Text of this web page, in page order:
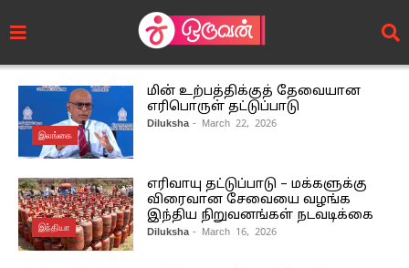
இலங்கை
மின் உற்பத்திக்குத் தேவையான
எரிபொருள் தட்டுப்பாடு
Diluksha - March 22, 2026
இந்தியா
எரிவாயு தட்டுப்பாடு – மக்களுக்கு
விரை​வான சேவையை வழங்க
இந்திய நிறுவனங்கள் நடவடிக்கை
Diluksha - March 16, 2026